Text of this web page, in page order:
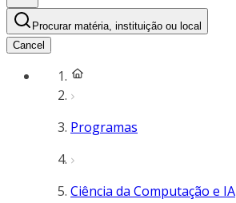
Procurar matéria, instituição ou local
Cancel
Programas
Ciência da Computação e IA